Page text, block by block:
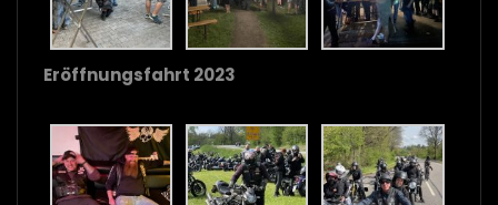
Eröffnungsfahrt 2023